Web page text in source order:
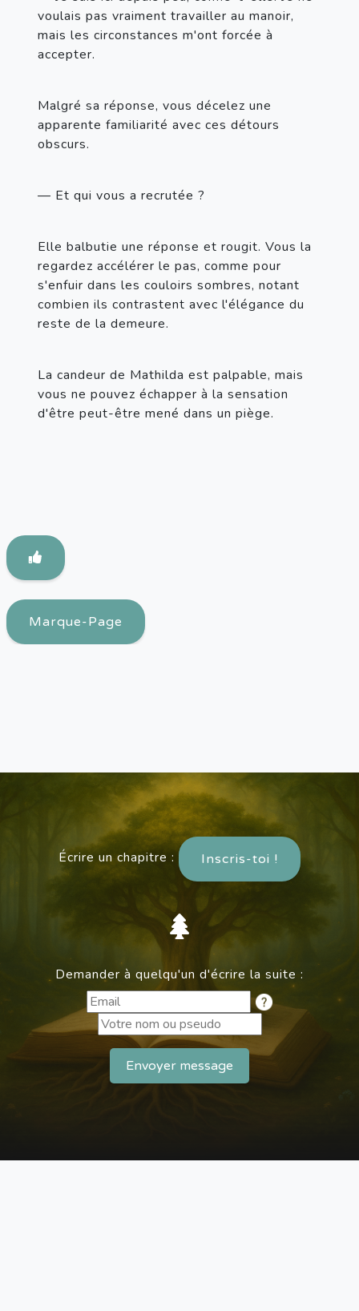
voulais pas vraiment travailler au manoir,
mais les circonstances m'ont forcée à
accepter.
Malgré sa réponse, vous décelez une
apparente familiarité avec ces détours
obscurs.
— Et qui vous a recrutée ?
Elle balbutie une réponse et rougit. Vous la
regardez accélérer le pas, comme pour
s'enfuir dans les couloirs sombres, notant
combien ils contrastent avec l'élégance du
reste de la demeure.
La candeur de Mathilda est palpable, mais
vous ne pouvez échapper à la sensation
d'être peut-être mené dans un piège.
Marque-Page
Écrire un chapitre : Inscris-toi !
Demander à quelqu'un d'écrire la suite :
Envoyer message